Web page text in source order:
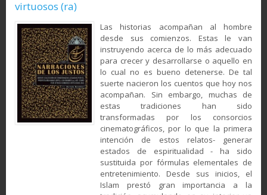
virtuosos (ra)
Las historias acompañan al hombre
desde sus comienzos. Estas le van
instruyendo acerca de lo más adecuado
para crecer y desarrollarse o aquello en
lo cual no es bueno detenerse. De tal
suerte nacieron los cuentos que hoy nos
acompañan. Sin embargo, muchas de
estas tradiciones han sido
transformadas por los consorcios
cinematográficos, por lo que la primera
intención de estos relatos- generar
estados de espiritualidad - ha sido
sustituida por fórmulas elementales de
entretenimiento. Desde sus inicios, el
Islam prestó gran importancia a la